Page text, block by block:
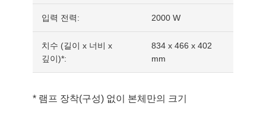
입력 전력: 2000 W
치수 (길이 x 너비 x
깊이)*:
834 x 466 x 402
mm
* 램프 장착(구성) 없이 본체만의 크기